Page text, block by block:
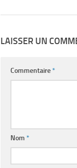
LAISSER UN
Commentaire*
Nom *